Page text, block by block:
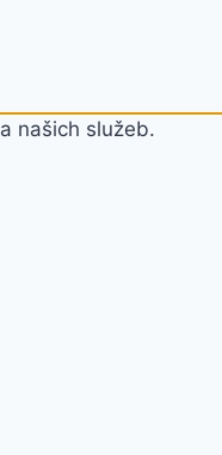
našich služeb.